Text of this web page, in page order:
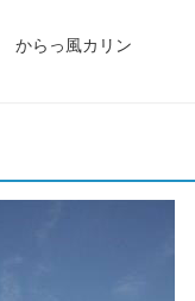
からっ風カリン